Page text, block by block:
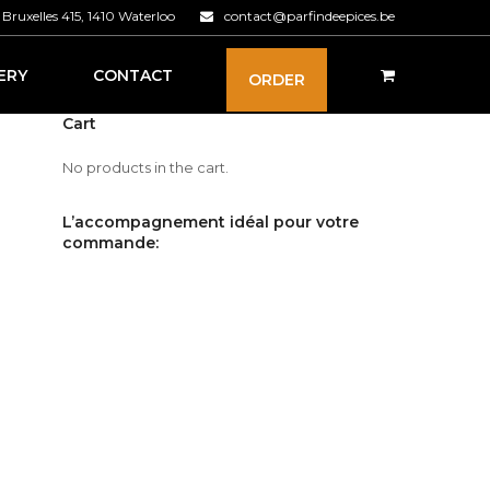
415, 1410 Waterloo contact@parfindeepices.be
CONTACT ORDER
Cart
No products in the cart.
L’accompagnement idéal pour votre
commande: